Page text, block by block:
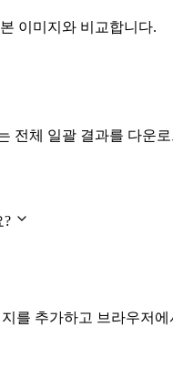
이미지와 비교합니다.
전체 일괄 결과를 다운
?
지를 추가하고 브라우저